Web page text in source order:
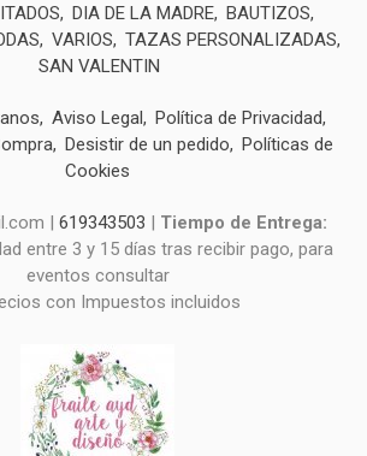
DIA DE LA MADRE BAUTIZOS
VARIOS
TAZAS PERSONALIZADAS
SAN VALENTIN
Aviso Legal
Política de Privacidad
Desistir de un pedido
Políticas de
Cookies
| 619343503 | Tiempo de Entrega:
entre 3 y 15 días tras recibir pago, para
eventos consultar
con Impuestos incluidos